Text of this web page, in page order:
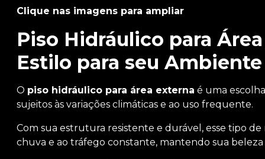
Clique nas imagens para ampliar
Piso Hidráulico para
Estilo para seu Ambiente
O piso hidráulico para área externa é uma
sujeitos às variações climáticas e ao uso frequente.
Com sua estrutura resistente e durável, esse tipo
chuva e ao tráfego constante, mantendo sua